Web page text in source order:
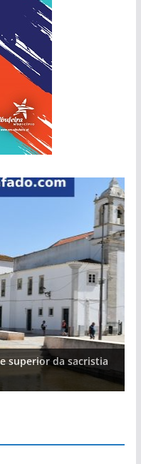
superior da sacristia